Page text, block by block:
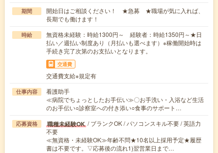
期間
開始日はご相談ください！ ★急募 ★職場が気に入れば、
長期でも働けます！
時給
無資格未経験：時給1300円～ 経験者：時給1350円～★日
払い／週払い制度あり（月払いも選べます）※稼働開始時は
手続き完了次第のお支払いとなります。
交通費
交通費支給※規定有
仕事内容
看護助手
≪病院でちょっとしたお手伝い≫〇お手洗い・入浴など生活
のお手伝い○診察室への付き添い○食事のサポート…
応募資格 職種未経験OK / ブランクOK / パソコンスキル不要 / 英語力
不要
≪無資格・未経験OK≫年齢不問★10名以上採用予定★履歴
書は不要です。▽応募後の流れ1)翌営業日まで…